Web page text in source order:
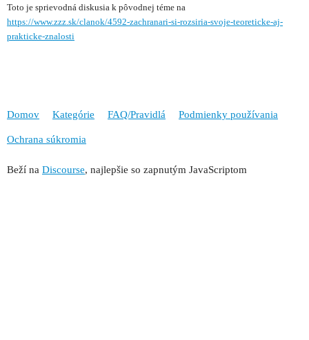
Toto je sprievodná diskusia k pôvodnej téme na
https://www.zzz.sk/clanok/4592-zachranari-si-rozsiria-svoje-teoreticke-aj-
prakticke-znalosti
Domov Kategórie FAQ/Pravidlá Podmienky používania
Ochrana súkromia
Beží na Discourse, najlepšie so zapnutým JavaScriptom